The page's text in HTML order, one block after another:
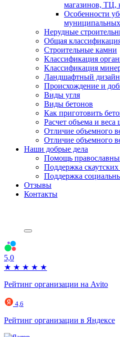
магазинов, ТЦ,
Особенности
Нерудные
Общая
Строительные камни
Классификация
Классификация
Ландшафтный дизайн
Происхождение и
Виды угля
Виды бетонов
Как приготовить
Расчет объема и
Отличие объемного
Отличие объемного
Наши добрые дела
Помощь
Поддержка скаутских
Поддержка
Отзывы
Контакты
5,0
★ ★ ★ ★ ★
Рейтинг организации на Avito
4,6
Рейтинг организации в Яндексе